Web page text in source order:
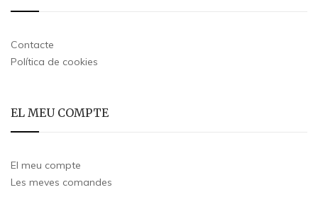
Contacte
Política de cookies
EL MEU COMPTE
El meu compte
Les meves comandes